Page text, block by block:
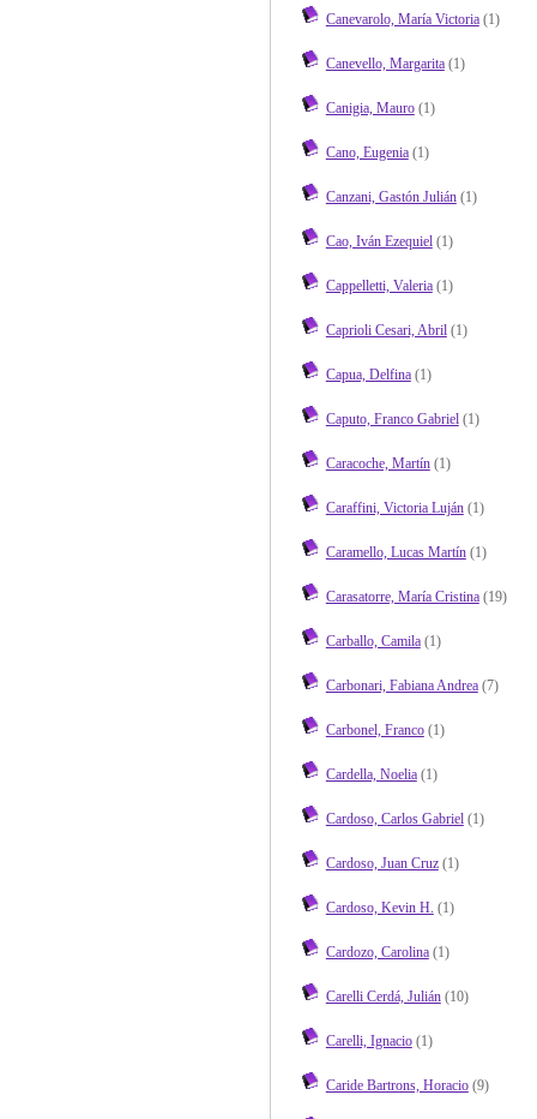
Canevarolo, María Victoria(1)
Canevello, Margarita(1)
Canigia, Mauro(1)
Cano, Eugenia(1)
Canzani, Gastón Julián(1)
Cao, Iván Ezequiel(1)
Cappelletti, Valeria(1)
Caprioli Cesari, Abril(1)
Capua, Delfina(1)
Caputo, Franco Gabriel(1)
Caracoche, Martín(1)
Caraffini, Victoria Luján(1)
Caramello, Lucas Martín(1)
Carasatorre, María Cristina(19)
Carballo, Camila(1)
Carbonari, Fabiana Andrea(7)
Carbonel, Franco(1)
Cardella, Noelia(1)
Cardoso, Carlos Gabriel(1)
Cardoso, Juan Cruz(1)
Cardoso, Kevin H. (1)
Cardozo, Carolina(1)
Carelli Cerdá, Julián(10)
Carelli, Ignacio(1)
Caride Bartrons, Horacio(9)